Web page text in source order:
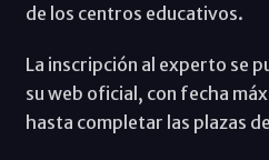
de los centros educativos.
La inscripción al experto se
su web oficial, con fecha
hasta completar las plazas